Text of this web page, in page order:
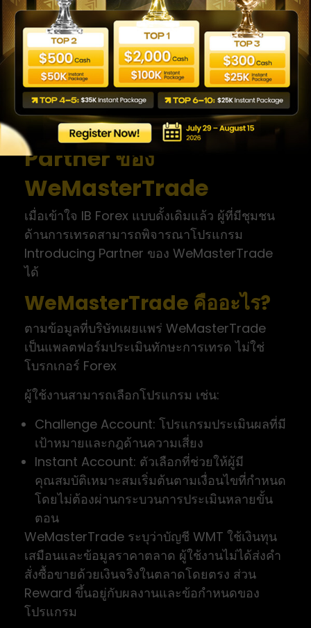
กฎหมายด้านการตลาด การโฆษณาบริการ
ทางการเงิน ภาษี และการเปิดเผยข้อมูลแตกต่าง
กันในแต่ละประเทศ ผู้ที่ดำเนินธุรกิจใน
ประเทศไทยควรตรวจสอบข้อกำหนดล่าสุดกับผู้
เชี่ยวชาญในพื้นที่ [CẦN XÁC MINH]
โปรแกรม Introducing
Partner ของ
WeMasterTrade
เมื่อเข้าใจ IB Forex แบบดั้งเดิมแล้ว ผู้ที่มีชุมชน
ด้านการเทรดสามารถพิจารณาโปรแกรม
Introducing Partner ของ WeMasterTrade
ได้
WeMasterTrade คืออะไร?
ตามข้อมูลที่บริษัทเผยแพร่ WeMasterTrade
เป็นแพลตฟอร์มประเมินทักษะการเทรด ไม่ใช่
โบรกเกอร์ Forex
ผู้ใช้งานสามารถเลือกโปรแกรม เช่น:
Challenge Account: โปรแกรมประเมินผลที่มี
เป้าหมายและกฎด้านความเสี่ยง
Instant Account: ตัวเลือกที่ช่วยให้ผู้มี
คุณสมบัติเหมาะสมเริ่มต้นตามเงื่อนไขที่กำหนด
โดยไม่ต้องผ่านกระบวนการประเมินหลายขั้น
ตอน
WeMasterTrade ระบุว่าบัญชี WMT ใช้เงินทุน
เสมือนและข้อมูลราคาตลาด ผู้ใช้งานไม่ได้ส่งคำ
สั่งซื้อขายด้วยเงินจริงในตลาดโดยตรง ส่วน
Reward ขึ้นอยู่กับผลงานและข้อกำหนดของ
โปรแกรม